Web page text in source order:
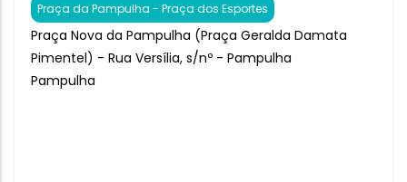
Praça da Pampulha - Praça dos Esportes
Praça Nova da Pampulha (Praça Geralda Damata
Pimentel) - Rua Versília, s/nº - Pampulha
Pampulha